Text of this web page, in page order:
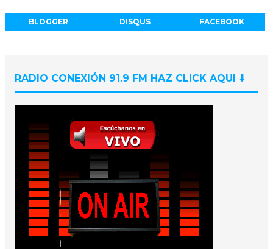
BLOGGER DISQUS FACEBOOK
RADIO CONEXIÓN 91.9 FM HAZ CLICK AQUI ⬇️